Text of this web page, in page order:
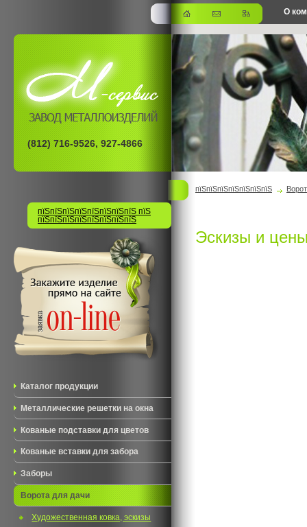
О
офис
(812) 716-9526, 927-4866
пїЅпїЅпїЅпїЅпїЅпїЅпїЅпїЅ пїЅ
пїЅпїЅпїЅпїЅпїЅпїЅпїЅпїЅ
Каталог продукции
Металлические решетки на окна
Кованые подставки для цветов
Кованые вставки для забора
Заборы
Ворота для дачи
Художественная ковка, эскизы
пїЅпїЅпїЅпїЅпїЅпїЅпїЅ
Эскизы и